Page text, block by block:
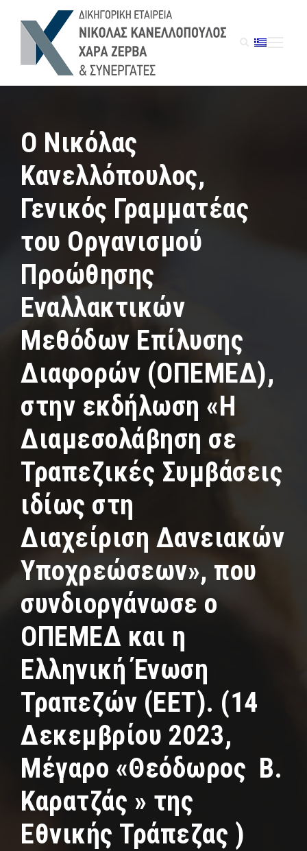
Ο Νικόλας
Κανελλόπουλος,
Γενικός Γραμματέας
του Οργανισµoύ
Προώθησης
Εναλλακτικών
Μεθόδων Επίλυσης
Διαφορών (ΟΠΕΜΕΔ),
στην εκδήλωση «Η
Διαµεσολάβηση σε
Τραπεζικές Συµβάσεις
ιδίως στη
Διαχείριση Δανειακών
Υποχρεώσεων», που
συνδιοργάνωσε ο
ΟΠΕΜΕΔ και η
Ελληνική Ένωση
Τραπεζών (ΕΕΤ). (14
Δεκεµβρίου 2023,
Μέγαρο «Θεόδωρος Β.
Καρατζάς » της
Εθνικής Τράπεζας )